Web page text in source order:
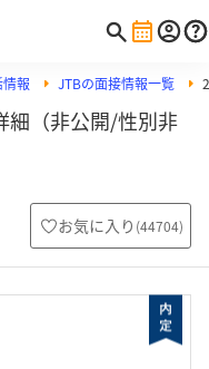
報 JTBの面接情報一覧
細（非公開/性別非
お気に入り (44704)